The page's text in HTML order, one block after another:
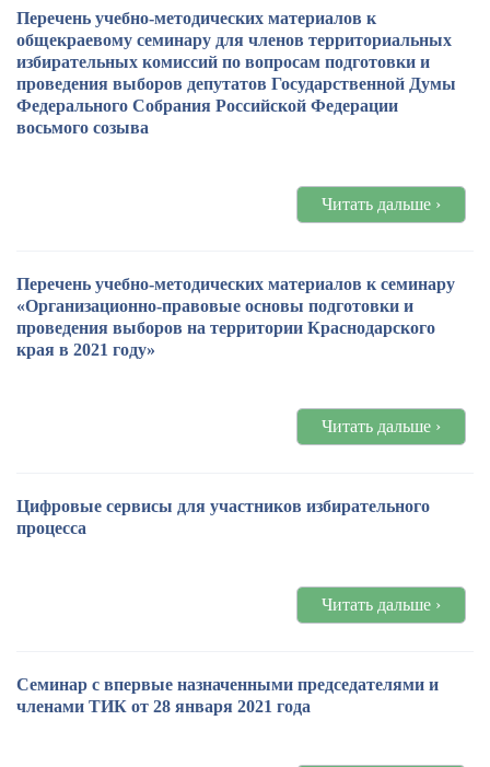
Перечень учебно-методических материалов к
общекраевому семинару для членов территориальных
избирательных комиссий по вопросам подготовки и
проведения выборов депутатов Государственной Думы
Федерального Собрания Российской Федерации
восьмого созыва
Читать дальше ›
Перечень учебно-методических материалов к семинару
«Организационно-правовые основы подготовки и
проведения выборов на территории Краснодарского
края в 2021 году»
Читать дальше ›
Цифровые сервисы для участников избирательного
процесса
Читать дальше ›
Семинар с впервые назначенными председателями и
членами ТИК от 28 января 2021 года